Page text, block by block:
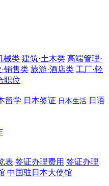
械类 建筑·土木类 高端管理·
销售类 旅游·酒店类 工厂·轻
职位
留学 日本签证 日本生活 日语
表 签证办理费用 签证办理
中国驻日本大使馆